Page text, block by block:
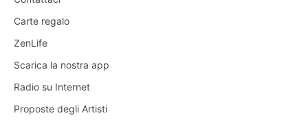
Carte regalo
ZenLife
Scarica la nostra app
Radio su Internet
Proposte degli Artisti